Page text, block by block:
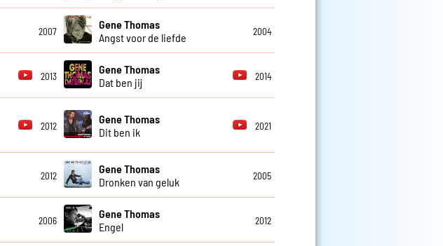
2007
Gene Thomas
Angst voor de liefde
2004
2013
Gene Thomas
Dat ben jij
2014
2012
Gene Thomas
Dit ben ik
2021
2012
Gene Thomas
Dronken van geluk
2005
2006
Gene Thomas
Engel
2012